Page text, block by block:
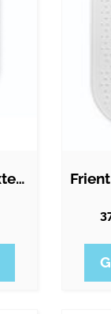
frient Range Extender EU